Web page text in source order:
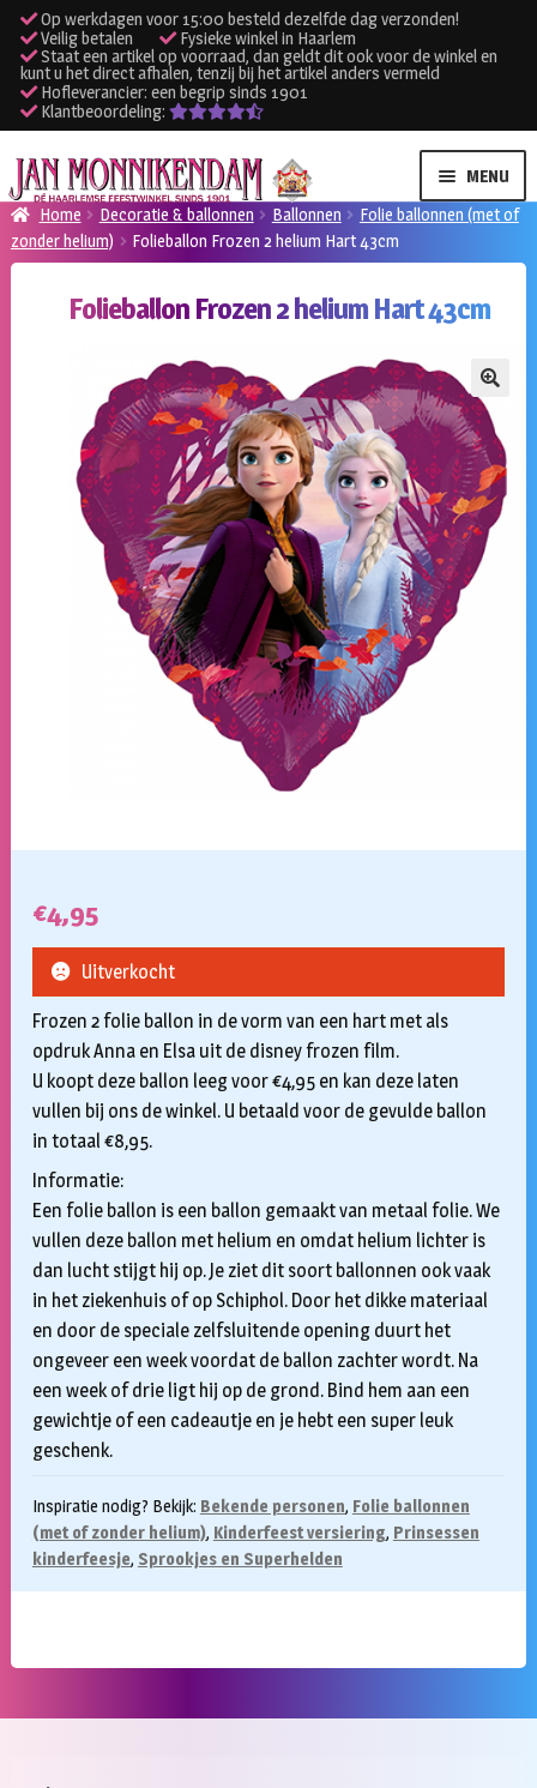
Op werkdagen voor 15:00 besteld dezelfde dag verzonden!
Veilig betalen
Fysieke winkel in Haarlem
Staat een artikel op voorraad, dan geldt dit ook voor de winkel en
kunt u het direct afhalen, tenzij bij het artikel anders vermeld
Hofleverancier: een begrip sinds 1901
Klantbeoordeling:
Ga
door
naar
navigatie
Ga
naar
de
inhoud
MENU
Verhuur kleding
Verhuur apparatuur
Onze winkel
Klantenservice
Inloggen
Home Decoratie & ballonnen Ballonnen
Folie ballonnen (met of
zonder helium)
Folieballon Frozen 2 helium Hart 43cm
Folieballon Frozen 2 helium Hart 43cm
🔍
€4,95
Frozen 2 folie ballon in de vorm van een hart met als
opdruk Anna en Elsa uit de disney frozen film.
U koopt deze ballon leeg voor €4,95 en kan deze laten
vullen bij ons de winkel. U betaald voor de gevulde ballon
in totaal €8,95.
Informatie:
Een folie ballon is een ballon gemaakt van metaal folie. We
vullen deze ballon met helium en omdat helium lichter is
dan lucht stijgt hij op. Je ziet dit soort ballonnen ook vaak
in het ziekenhuis of op Schiphol. Door het dikke materiaal
en door de speciale zelfsluitende opening duurt het
ongeveer een week voordat de ballon zachter wordt. Na
een week of drie ligt hij op de grond. Bind hem aan een
gewichtje of een cadeautje en je hebt een super leuk
geschenk.
Inspiratie nodig? Bekijk: Bekende personen, Folie ballonnen
(met of zonder helium), Kinderfeest versiering, Prinsessen
kinderfeesje, Sprookjes en Superhelden
Uitverkocht